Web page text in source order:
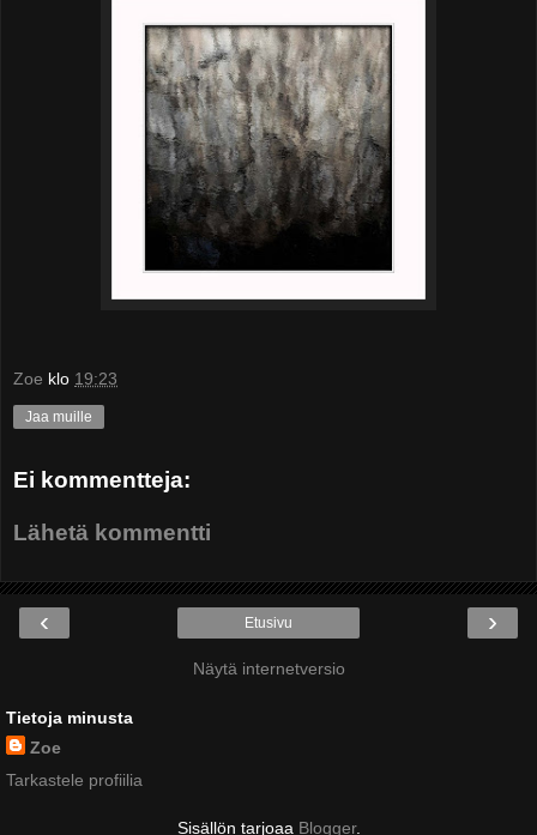
Zoe klo 19:23
Jaa muille
Ei kommentteja:
Lähetä kommentti
‹ ›
Etusivu
Näytä internetversio
Tietoja minusta
Zoe
Tarkastele profiilia
Sisällön tarjoaa Blogger.